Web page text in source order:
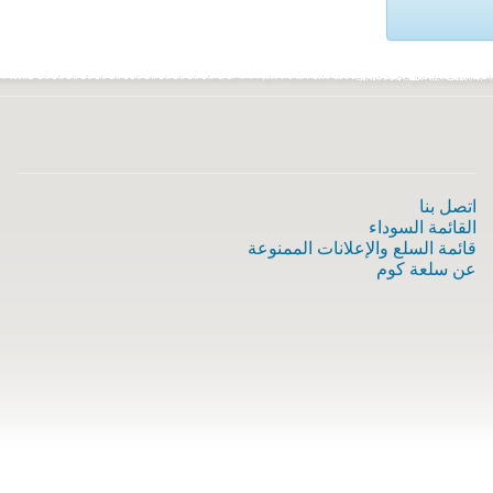
اتصل بنا
القائمة السوداء
قائمة السلع والإعلانات الممنوعة
عن سلعة كوم